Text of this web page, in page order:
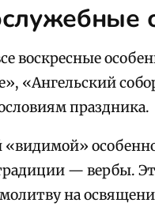
воскресные
«Ангельский
праздника.
«видимой»
— вербы.
на